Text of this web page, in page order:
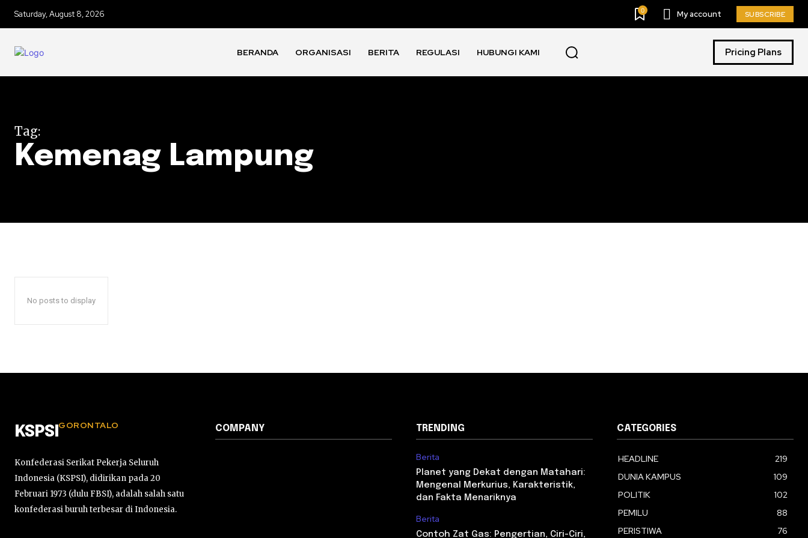
Saturday, August 8, 2026 0 My account SUBSCRIBE
BERANDA ORGANISASI BERITA REGULASI HUBUNGI KAMI Pricing Plans
Tag:
Kemenag Lampung
No posts to display
KSPSI GORONTALO
Konfederasi Serikat Pekerja Seluruh
Indonesia (KSPSI), didirikan pada 20
Februari 1973 (dulu FBSI), adalah salah satu
konfederasi buruh terbesar di Indonesia.
COMPANY TRENDING
Berita
Planet yang Dekat dengan Matahari:
Mengenal Merkurius, Karakteristik,
dan Fakta Menariknya
Berita
Contoh Zat Gas: Pengertian, Ciri-Ciri,
CATEGORIES
HEADLINE
219
DUNIA KAMPUS
109
POLITIK
102
PEMILU
88
PERISTIWA
76